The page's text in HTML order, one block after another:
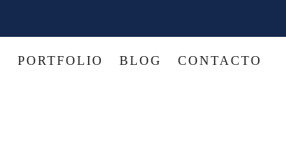
PORTFOLIO BLOG CONTACTO